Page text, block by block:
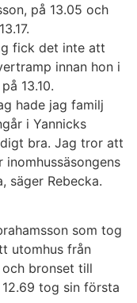
på 13.05 och
fick det inte att
innan hon i
13.10.
hade jag familj
i Yannicks
bra. Jag tror att
säger Rebecka.
som tog
utomhus från
och bronset till
tog sin första